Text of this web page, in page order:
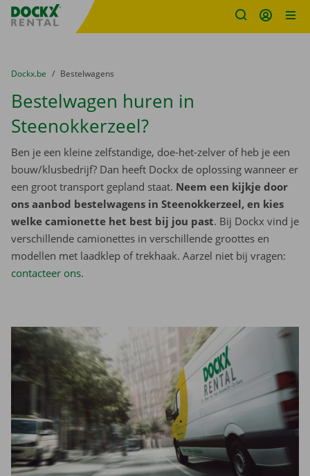
Fratello DEMO
U bevindt zich hier:
van
Dockx.be naar
Bestelwagens
Bestelwagen huren in
Steenokkerzeel?
Ben je een kleine zelfstandige, doe-het-zelver of heb je een
bouw/klusbedrijf? Dan heeft Dockx de oplossing wanneer er
een groot transport gepland staat. Neem een kijkje door
ons aanbod bestelwagens in Steenokkerzeel, en kies
welke camionette het best bij jou past. Bij Dockx vind je
verschillende camionettes in verschillende groottes en
modellen met laadklep of trekhaak. Aarzel niet bij vragen:
contacteer ons.